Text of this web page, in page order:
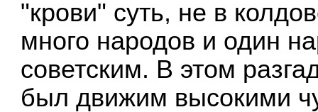
"крови" суть, не в
много народов и один
советским. В этом
был движим высокими